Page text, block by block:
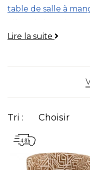
table de salle à
une chaise
Lire la suite
Tri : Choisir